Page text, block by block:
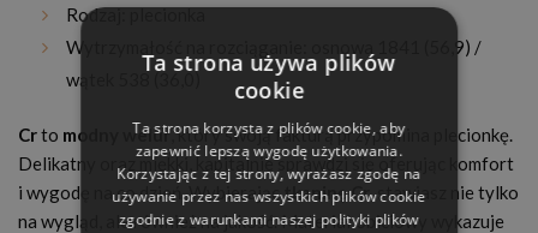
Rodzaj: plecionka
Wytrzymałość na rozciąganie: osnowa 1841 (56,9) /
wątek 538 (36,0)
Crto modny welur, który swoją fakturą przypomina plecionkę.
Delikatny oraz miękki, kapitalnie sprawdzi się oferując komfort
i wygodę na co dzień. Wybierająctkaninę Cr, stawiasz nie tylko
na wygląd, ale również na jakość. Materiał obiciowy wykazuje
Ta strona używa plików
cookie
Ta strona korzysta z plików cookie, aby
zapewnić lepszą wygodę użytkowania.
Korzystając z tej strony, wyrażasz zgodę na
używanie przez nas wszystkich plików cookie
zgodnie z warunkami naszej polityki plików